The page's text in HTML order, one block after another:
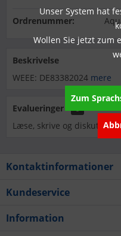
Ordrenummer:
Beskrivelse
WEEE: DE83382024 mere
Evalueringer
0
Læse, skrive og diskutere
Kontaktinformationer
Kundeservice
Information
Unser System hat
Wollen Sie jetzt zum
Zum